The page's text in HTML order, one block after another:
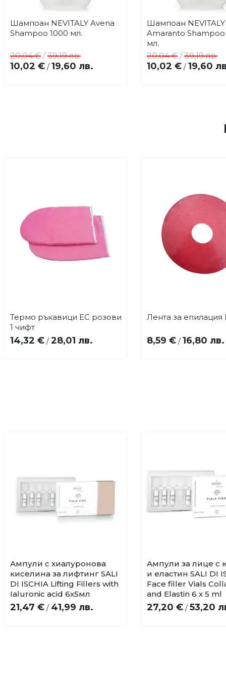
в
Купи
Шампоан NEVITALY Avena
Shampoo 1000 мл.
10,02 € / 19,60 лв.
20,04 € /39,19 лв.
в
Купи
Шампоан NEVITALY
Amaranto Shampoo
мл.
10,02 € / 19,60
20,04 € /39,19 лв.
Добави
любими
Купи
Термо ръкавици EC розови
1 чифт
14,32 € / 28,01 лв.
Купи
Лента за епилация
8,59 € / 16,80 лв.
Добави
в
любими
Купи
Ампули с хиалуронова
киселина за лифтинг SALI
DI ISCHIA Lifting Fillers with
Ialuronic acid 6x5мл
21,47 € / 41,99 лв.
в
Купи
Ампули за лице с
и еластин SALI DI
Face filler Vials
and Elastin 6 x 5 ml
27,20 € / 53,20